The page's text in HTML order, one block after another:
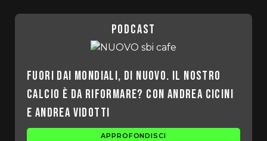
podcast
Fuori dai Mondiali, di nuovo. Il nostro
calcio è da riformare? Con Andrea Cicini
e Andrea Vidotti
APPROFONDISCI